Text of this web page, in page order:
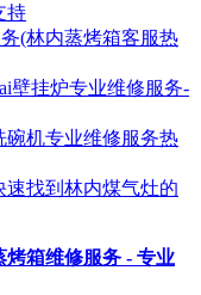
持
(林内蒸烤箱客服热
壁挂炉专业维修服务-
碗机专业维修服务热
找到林内煤气灶的
箱维修服务 - 专业